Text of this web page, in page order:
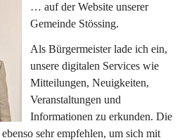
… auf der Website unserer
Gemeinde Stössing.
Als Bürgermeister lade ich ein,
unsere digitalen Services wie
Mitteilungen, Neuigkeiten,
Veranstaltungen und
Informationen zu erkunden. Die
sehr empfehlen, um sich mit